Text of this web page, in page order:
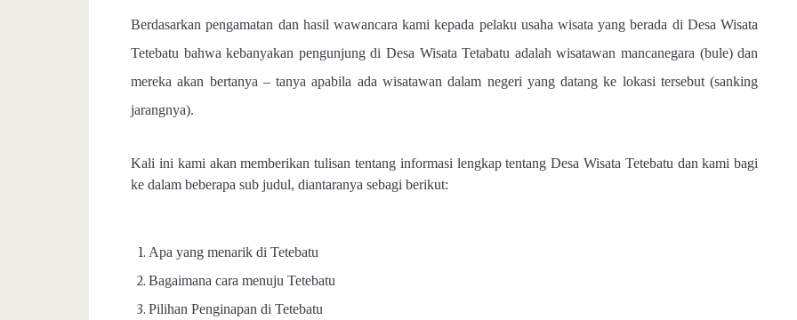
Berdasarkan pengamatan dan hasil wawancara kami kepada pelaku usaha wisata yang berada di Desa Wisata
Tetebatu bahwa kebanyakan pengunjung di Desa Wisata Tetabatu adalah wisatawan mancanegara (bule) dan
mereka akan bertanya – tanya apabila ada wisatawan dalam negeri yang datang ke lokasi tersebut (sanking
jarangnya).
Kali ini kami akan memberikan tulisan tentang informasi lengkap tentang Desa Wisata Tetebatu dan kami bagi
ke dalam beberapa sub judul, diantaranya sebagi berikut:
Apa yang menarik di Tetebatu
Bagaimana cara menuju Tetebatu
Pilihan Penginapan di Tetebatu